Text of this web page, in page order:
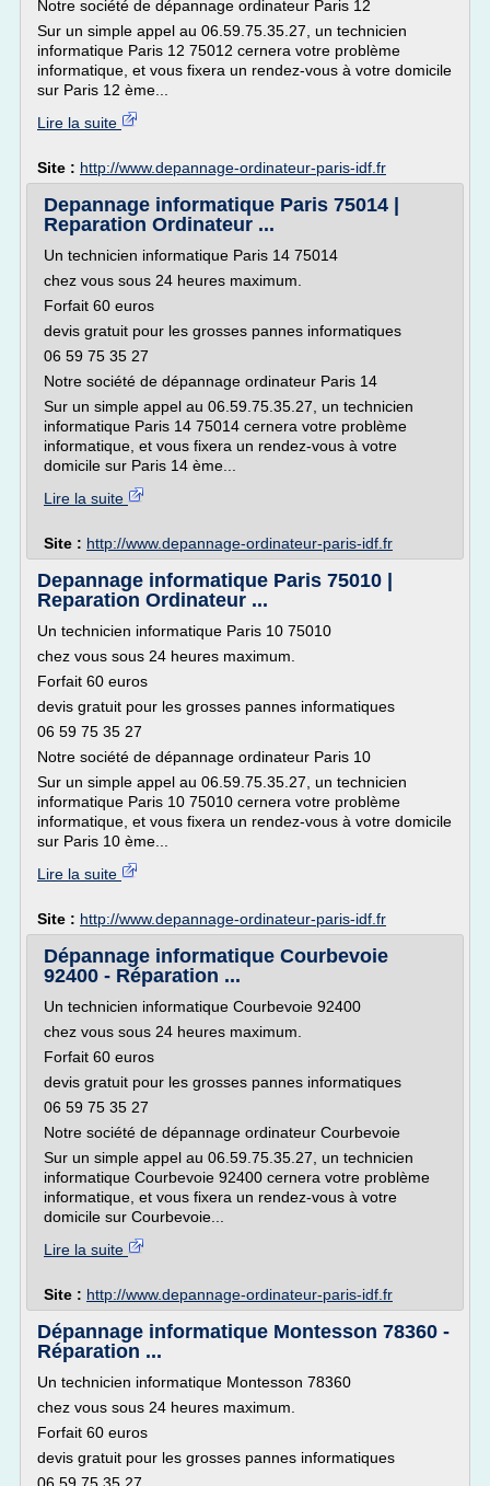
Notre société de dépannage ordinateur Paris 12
Sur un simple appel au 06.59.75.35.27, un technicien
informatique Paris 12 75012 cernera votre problème
informatique, et vous fixera un rendez-vous à votre domicile
sur Paris 12 ème...
Lire la suite
Site : http://www.depannage-ordinateur-paris-idf.fr
Depannage informatique Paris 75014 |
Reparation Ordinateur ...
Un technicien informatique Paris 14 75014
chez vous sous 24 heures maximum.
Forfait 60 euros
devis gratuit pour les grosses pannes informatiques
06 59 75 35 27
Notre société de dépannage ordinateur Paris 14
Sur un simple appel au 06.59.75.35.27, un technicien
informatique Paris 14 75014 cernera votre problème
informatique, et vous fixera un rendez-vous à votre
domicile sur Paris 14 ème...
Lire la suite
Site : http://www.depannage-ordinateur-paris-idf.fr
Depannage informatique Paris 75010 |
Reparation Ordinateur ...
Un technicien informatique Paris 10 75010
chez vous sous 24 heures maximum.
Forfait 60 euros
devis gratuit pour les grosses pannes informatiques
06 59 75 35 27
Notre société de dépannage ordinateur Paris 10
Sur un simple appel au 06.59.75.35.27, un technicien
informatique Paris 10 75010 cernera votre problème
informatique, et vous fixera un rendez-vous à votre domicile
sur Paris 10 ème...
Lire la suite
Site : http://www.depannage-ordinateur-paris-idf.fr
Dépannage informatique Courbevoie
92400 - Réparation ...
Un technicien informatique Courbevoie 92400
chez vous sous 24 heures maximum.
Forfait 60 euros
devis gratuit pour les grosses pannes informatiques
06 59 75 35 27
Notre société de dépannage ordinateur Courbevoie
Sur un simple appel au 06.59.75.35.27, un technicien
informatique Courbevoie 92400 cernera votre problème
informatique, et vous fixera un rendez-vous à votre
domicile sur Courbevoie...
Lire la suite
Site : http://www.depannage-ordinateur-paris-idf.fr
Dépannage informatique Montesson 78360 -
Réparation ...
Un technicien informatique Montesson 78360
chez vous sous 24 heures maximum.
Forfait 60 euros
devis gratuit pour les grosses pannes informatiques